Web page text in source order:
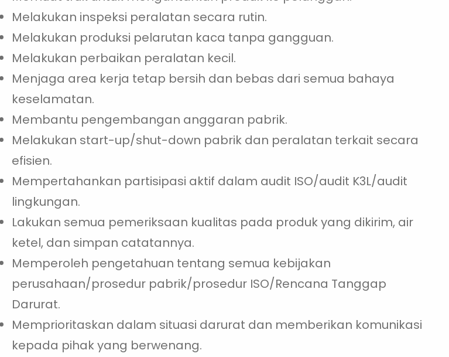
Melakukan inspeksi peralatan secara rutin.
Melakukan produksi pelarutan kaca tanpa gangguan.
Melakukan perbaikan peralatan kecil.
Menjaga area kerja tetap bersih dan bebas dari semua bahaya
keselamatan.
Membantu pengembangan anggaran pabrik.
Melakukan start-up/shut-down pabrik dan peralatan terkait secara
efisien.
Mempertahankan partisipasi aktif dalam audit ISO/audit K3L/audit
lingkungan.
Lakukan semua pemeriksaan kualitas pada produk yang dikirim, air
ketel, dan simpan catatannya.
Memperoleh pengetahuan tentang semua kebijakan
perusahaan/prosedur pabrik/prosedur ISO/Rencana Tanggap
Darurat.
Memprioritaskan dalam situasi darurat dan memberikan komunikasi
kepada pihak yang berwenang.